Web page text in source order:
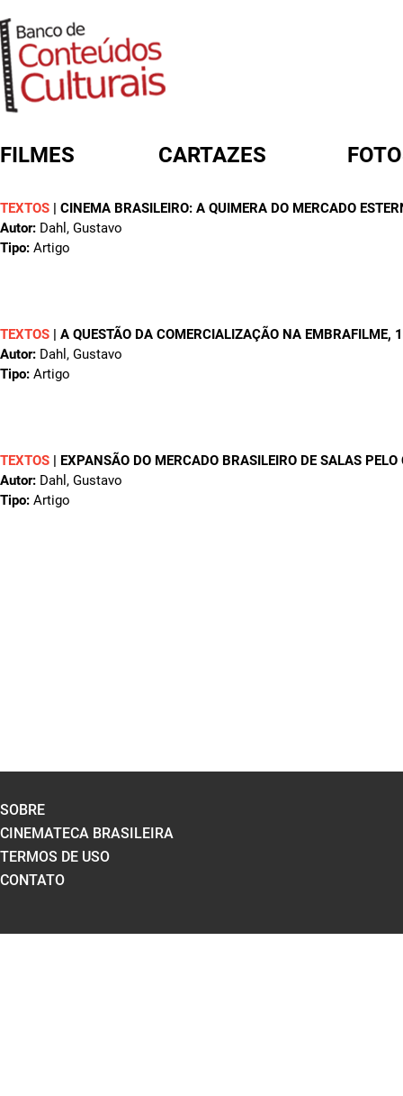
FILMES CARTAZES
TEXTOS | CINEMA BRASILEIRO: A QUIMERA DO MERCADO
Autor: Dahl, Gustavo
Tipo: Artigo
TEXTOS | A QUESTÃO DA COMERCIALIZAÇÃO NA EMBRAFILME,
Autor: Dahl, Gustavo
Tipo: Artigo
TEXTOS | EXPANSÃO DO MERCADO BRASILEIRO DE SALAS
Autor: Dahl, Gustavo
Tipo: Artigo
FORMULÁRIO DE BUSCA
SOBRE
CINEMATECA BRASILEIRA
TERMOS DE USO
CONTATO